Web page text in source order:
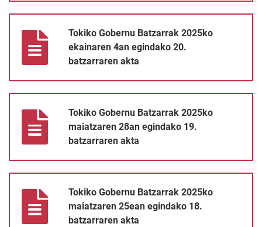
Tokiko Gobernu Batzarrak 2025ko
ekainaren 4an egindako 20.
batzarraren akta
Tokiko Gobernu Batzarrak 2025ko
maiatzaren 28an egindako 19.
batzarraren akta
Tokiko Gobernu Batzarrak 2025ko
maiatzaren 25ean egindako 18.
batzarraren akta